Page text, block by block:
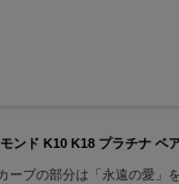
ンド K10 K18 プラチナ
ーブの部分は「永遠の愛